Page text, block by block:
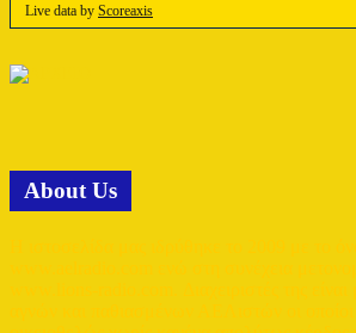
Live data by Scoreaxis
Αbout Us